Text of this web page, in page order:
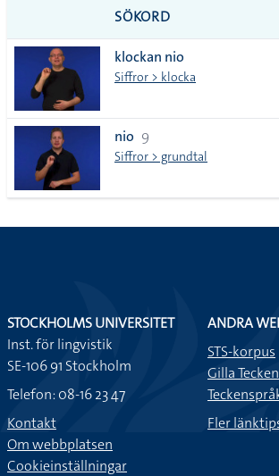
till
alla i
lista
SÖKORD
klockan nio
Siffror > klocka
nio 9
Siffror > grundtal
STOCKHOLMS UNIVERSITET
Inst. för lingvistik
SE-106 91 Stockholm
Telefon: 08-16 23 47
Kontakt
Om webbplatsen
Cookieinställningar
ANDRA
STS-korpus
Gilla Tecken
Fler